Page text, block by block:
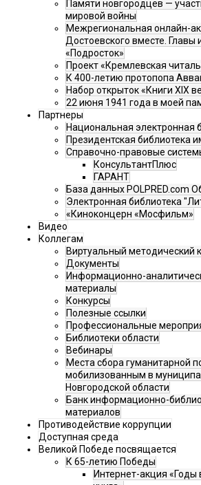
Памяти новгородцев —
мировой войны
Межрегиональная онлайн-
Достоевского вместе. Главы
«Подросток»
Проект «Кремлевская
К 400-летию протопопа
Набор открыток «Книги XIX
22 июня 1941 года в моей
Партнеры
Национальная электронная
Президентская библиотека
Справочно-правовые
КонсультантПлюс
ГАРАНТ
База данных POLPRED.com
Электронная библиотека
«Киноконцерн «Мосфильм»
Видео
Коллегам
Виртуальный методический
Документы
Информационно-
материалы
Конкурсы
Полезные ссылки
Профессиональные
Библиотеки области
Вебинары
Места сбора гуманитарной
мобилизованным в
Новгородской области
Банк информационно-
материалов
Противодействие коррупции
Доступная среда
Великой Победе посвящается
К 65-летию Победы
Интернет-акция «Годы